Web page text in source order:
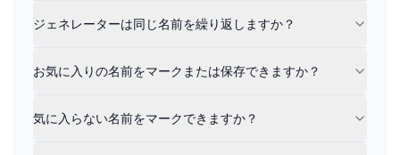
お気に入りの名前をマークまたは保存できますか？
気に入らない名前をマークできますか？
はい。気に入らない名前をマークすると、システムは
トピック、コンテンツスタイル、ターゲット視聴者層
ジェネレーターは同じ名前を繰り返しますか？
お気に入りの名前をマークまたは保存できますか？
気に入らない名前をマークできますか？